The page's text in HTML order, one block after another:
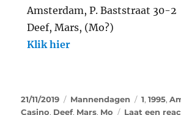
Amsterdam, P. Baststraat 30-2
Deef, Mars, (Mo?)
Klik hier
21/11/2019 Mannendagen 1,1995,
Casino, Deef, Mars, Mo Laat een